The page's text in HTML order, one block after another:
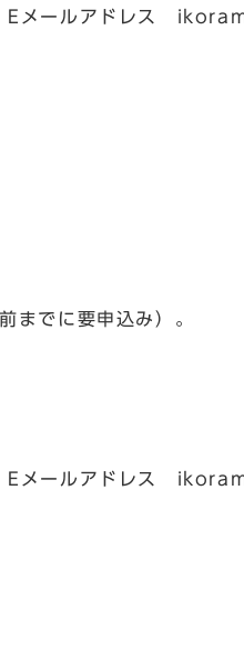
メールアドレス
までに要申込み）。
メールアドレス